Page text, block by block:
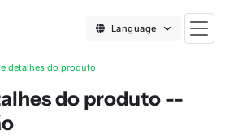
Language
detalhes do produto
do produto --